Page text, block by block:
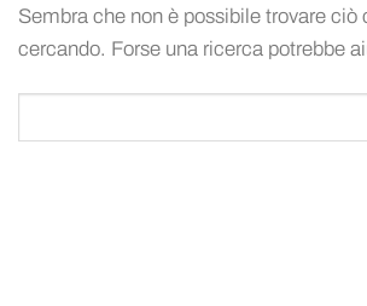
Sembra che non è possibile trovare ciò
cercando. Forse una ricerca potrebbe